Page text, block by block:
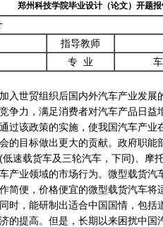
郑州科技学院毕业设计（论文）开题
指导教师
专 业
入世贸组织后国内外汽车产业发展
争力，满足消费者对汽车产品日益
过该政策的实施，使我国汽车产业
的目标做出更大的贡献。政府职能
速载货车及三轮汽车，下同)、摩
产业领域的市场行为。微型载货汽
简便，价格便宜的微型载货汽车将
时，能研制出适合中国国情，包括
的提高。但是，长期以来困扰中国